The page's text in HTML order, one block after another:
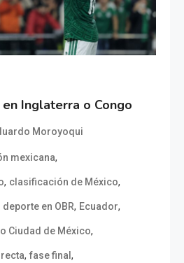
Inglaterra o Congo
Moroyoqui
mexicana,
, clasificación de México,
deporte en OBR, Ecuador,
Ciudad de México,
, fase final ,